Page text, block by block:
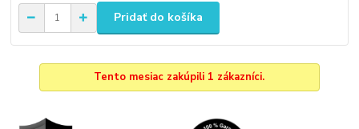
Pridať do košíka
Tento mesiac zakúpili 1 zákazníci.